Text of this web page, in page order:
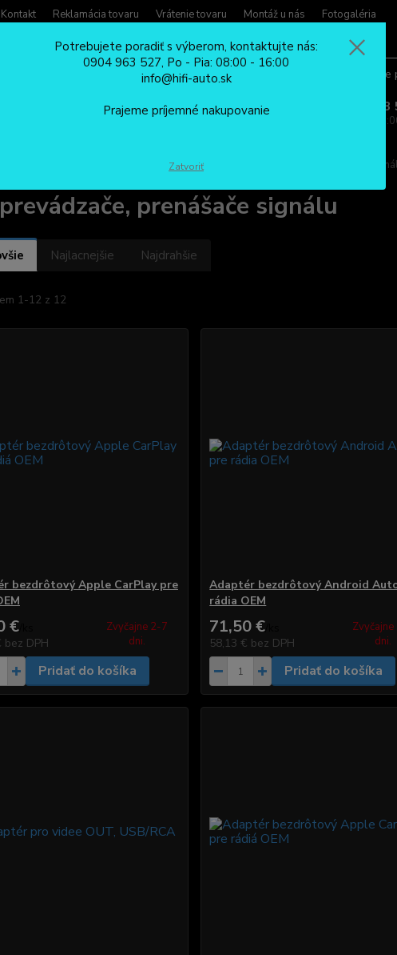
Kontakt Reklamácia tovaru Vrátenie tovaru Montáž u nás
Fotogaléria
0904 963
Po - Pia:
Multimediálne adaptéry Uni prevádzače, prenášače
prenášače signálu
Najlacnejšie Najdrahšie
1-12 z 12
bezdrôtový Apple CarPlay pre
€/
bez DPH
Zvyčajne 2-7
dni.
Pridať do košíka
Adaptér bezdrôtový Android
rádia OEM
71,50 €
58,13 € bez DPH
dni.
Pridať do košíka
Potrebujete poradiť s výberom, kontaktujte nás:
0904 963 527, Po - Pia: 08:00 - 16:00
info@hifi-auto.sk
Prajeme príjemné nakupovanie
Zatvoriť